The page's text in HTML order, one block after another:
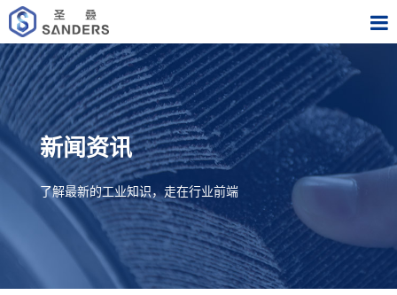
新闻资讯
了解最新的工业知识，走在行业前端